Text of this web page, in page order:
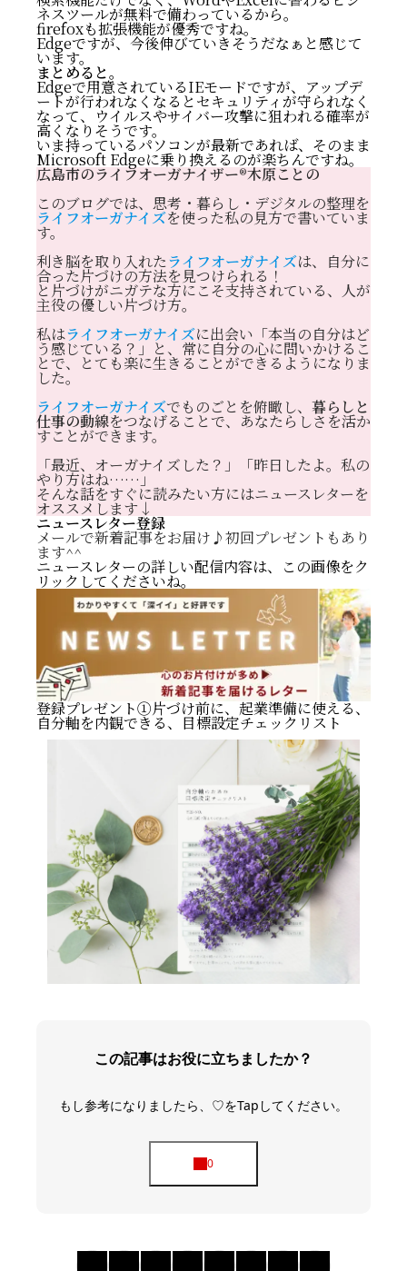
ネスツールが無料で備わっているから。
firefoxも拡張機能が優秀ですね。
Edgeですが、今後伸びていきそうだなぁと感じて
います。
まとめると。
Edgeで用意されているIEモードですが、アップデ
ートが行われなくなるとセキュリティが守られなく
なって、ウイルスやサイバー攻撃に狙われる確率が
高くなりそうです。
いま持っているパソコンが最新であれば、そのまま
Microsoft Edgeに乗り換えるのが楽ちんですね。
広島市のライフオーガナイザー®️木原ことの
このブログでは、思考・暮らし・デジタルの整理を
ライフオーガナイズを使った私の見方で書いていま
す。
利き脳を取り入れたライフオーガナイズは、自分に
合った片づけの方法を見つけられる！
と片づけがニガテな方にこそ支持されている、人が
主役の優しい片づけ方。
私はライフオーガナイズに出会い「本当の自分はど
う感じている？」と、常に自分の心に問いかけるこ
とで、とても楽に生きることができるようになりま
した。
ライフオーガナイズでものごとを俯瞰し、 暮らしと
仕事の動線をつなげることで、あなたらしさを活か
すことができます。
「最近、オーガナイズした？」「昨日したよ。私の
やり方はね……」
そんな話をすぐに読みたい方にはニュースレターを
オススメします↓
ニュースレター登録
メールで新着記事をお届け♪初回プレゼントもあり
ます^^
ニュースレターの詳しい配信内容は、この画像をク
リックしてくださいね。
登録プレゼント①片づけ前に、起業準備に使える、
自分軸を内観できる、目標設定チェックリスト
この記事はお役に立ちましたか？
もし参考になりましたら、♡をTapしてください。
Edge：IEモード
Windowsアップデートまでは使える
IEの代替えブラウザ
まとめると。